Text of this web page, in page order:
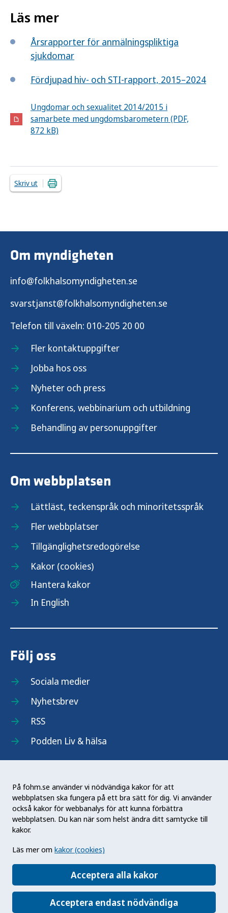
På fohm.se använder vi nödvändiga kakor för att
webbplatsen ska fungera på ett bra sätt för dig. Vi använder
också kakor för webbanalys för att kunna förbättra
webbplatsen. Du kan när som helst ändra ditt samtycke till
kakor.
Läs mer om kakor (cookies)
Acceptera alla kakor
Acceptera endast nödvändiga
Läs mer
Årsrapporter för anmälningspliktiga
sjukdomar
Fördjupad hiv- och STI-rapport, 2015–2024
Ungdomar och sexualitet 2014/2015 i
samarbete med ungdomsbarometern (PDF,
872 kB)
Skriv ut
Om myndigheten
info@folkhalsomyndigheten.se
svarstjanst@folkhalsomyndigheten.se
Telefon till växeln: 010-205 20 00
Fler kontaktuppgifter
Jobba hos oss
Nyheter och press
Konferens, webbinarium och utbildning
Behandling av personuppgifter
Om webbplatsen
Lättläst, teckenspråk och minoritetsspråk
Fler webbplatser
Tillgänglighetsredogörelse
Kakor (cookies)
Hantera kakor
In English
Följ oss
Sociala medier
Nyhetsbrev
RSS
Podden Liv & hälsa
Folkhälsomyndigheten (Fohm) är en nationell
kunskapsmyndighet som arbetar för en bättre
folkhälsa. Det gör myndigheten genom att
främja hälsa, förebygga ohälsa och skydda mot
hälsohot. Vår vision är en folkhälsa som stärker
samhällets utveckling.